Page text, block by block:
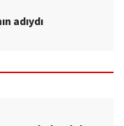
adıydı